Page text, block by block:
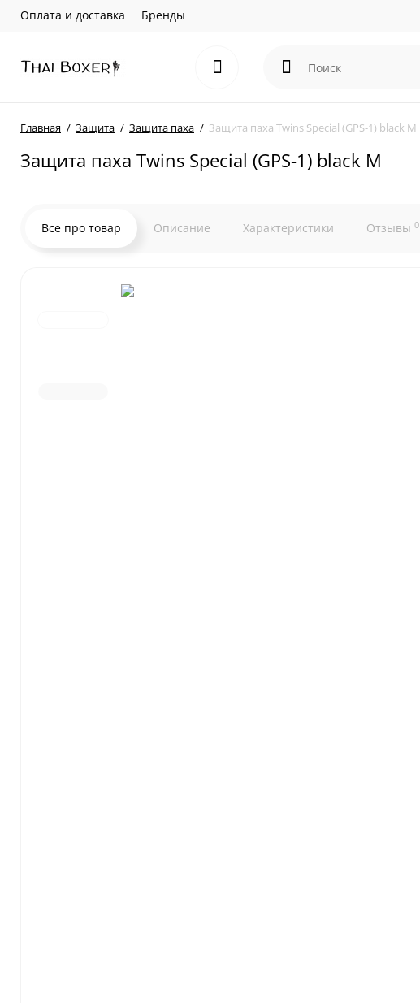
Оплата и доставка Бренды
Главная Защита Защита паха Защита паха Twins Special (GPS-1) black M
Защита паха Twins Special (GPS-1) black M
Все про товар Описание Характеристики Отзывы 0